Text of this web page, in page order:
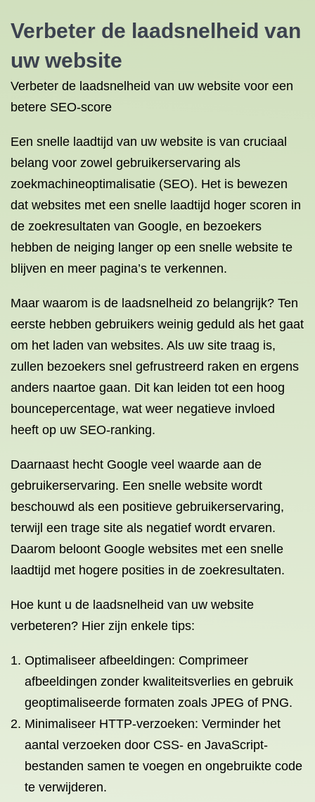
Verbeter de laadsnelheid van
uw website
Verbeter de laadsnelheid van uw website voor een
betere SEO-score
Een snelle laadtijd van uw website is van cruciaal
belang voor zowel gebruikerservaring als
zoekmachineoptimalisatie (SEO). Het is bewezen
dat websites met een snelle laadtijd hoger scoren in
de zoekresultaten van Google, en bezoekers
hebben de neiging langer op een snelle website te
blijven en meer pagina’s te verkennen.
Maar waarom is de laadsnelheid zo belangrijk? Ten
eerste hebben gebruikers weinig geduld als het gaat
om het laden van websites. Als uw site traag is,
zullen bezoekers snel gefrustreerd raken en ergens
anders naartoe gaan. Dit kan leiden tot een hoog
bouncepercentage, wat weer negatieve invloed
heeft op uw SEO-ranking.
Daarnaast hecht Google veel waarde aan de
gebruikerservaring. Een snelle website wordt
beschouwd als een positieve gebruikerservaring,
terwijl een trage site als negatief wordt ervaren.
Daarom beloont Google websites met een snelle
laadtijd met hogere posities in de zoekresultaten.
Hoe kunt u de laadsnelheid van uw website
verbeteren? Hier zijn enkele tips:
Optimaliseer afbeeldingen: Comprimeer
afbeeldingen zonder kwaliteitsverlies en gebruik
geoptimaliseerde formaten zoals JPEG of PNG.
Minimaliseer HTTP-verzoeken: Verminder het
aantal verzoeken door CSS- en JavaScript-
bestanden samen te voegen en ongebruikte code
te verwijderen.